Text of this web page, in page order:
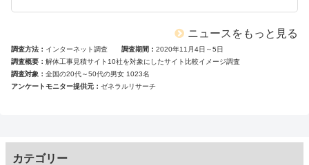
ニュースをもっと見る
調査方法 インターネット調査 調査期間
2020年11月4日～5日
調査概要
解体工事見積サイト10社を対象にしたサイト比較イメージ調査
調査対象
全国の20代～50代の男女 1023名
アンケートモニター提供元
ゼネラルリサーチ
カテゴリー